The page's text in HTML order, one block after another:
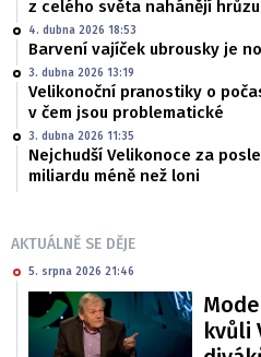
z celého světa nahánějí hrůzu
4. dubna 2026 18:53
Barvení vajíček ubrousky je
3. dubna 2026 13:19
Velikonoční pranostiky o
v čem jsou problematické
3. dubna 2026 11:35
Nejchudší Velikonoce za
miliardu méně než loni
AKTUÁLNĚ SE DĚJE
5. srpna 2026 21:46
kvůli